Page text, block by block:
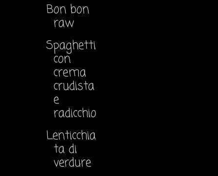
Bon bon
raw
Spaghetti
con
crema
crudista
e
radicchio
Lenticchia
ta di
verdure